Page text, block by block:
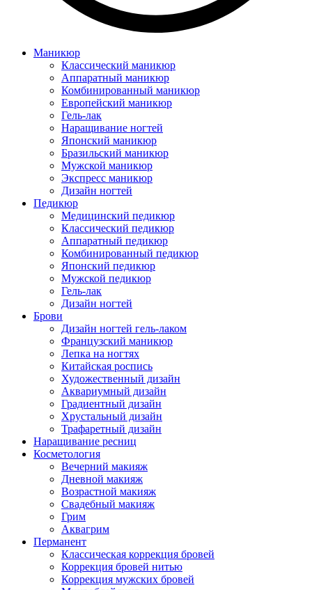
Маникюр
Классический маникюр
Аппаратный маникюр
Комбинированный маникюр
Европейский маникюр
Гель-лак
Наращивание ногтей
Японский маникюр
Бразильский маникюр
Мужской маникюр
Экспресс маникюр
Дизайн ногтей
Педикюр
Медицинский педикюр
Классический педикюр
Аппаратный педикюр
Комбинированный педикюр
Японский педикюр
Мужской педикюр
Гель-лак
Дизайн ногтей
Брови
Дизайн ногтей гель-лаком
Французский маникюр
Лепка на ногтях
Китайская роспись
Художественный дизайн
Аквариумный дизайн
Градиентный дизайн
Хрустальный дизайн
Трафаретный дизайн
Наращивание ресниц
Косметология
Вечерний макияж
Дневной макияж
Возрастной макияж
Свадебный макияж
Грим
Аквагрим
Перманент
Классическая коррекция бровей
Коррекция бровей нитью
Коррекция мужских бровей